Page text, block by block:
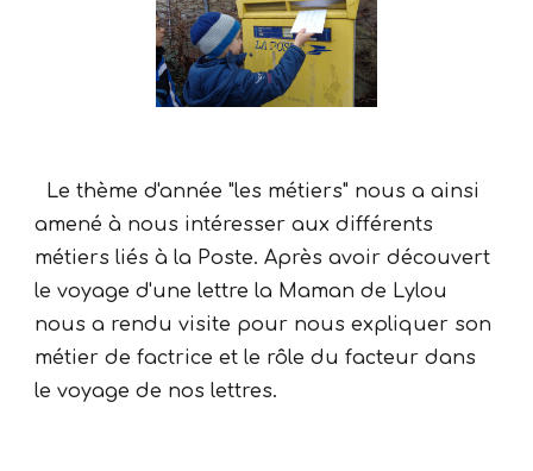
Le thème d'année "les métiers" nous a ainsi
amené à nous intéresser aux différents
métiers liés à la Poste. Après avoir découvert
le voyage d'une lettre la Maman de Lylou
nous a rendu visite pour nous expliquer son
métier de factrice et le rôle du facteur dans
le voyage de nos lettres.